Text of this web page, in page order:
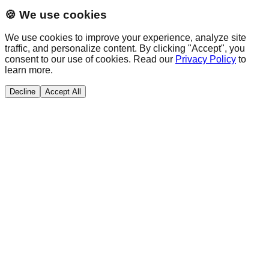
🍪 We use cookies
We use cookies to improve your experience, analyze site
traffic, and personalize content. By clicking "Accept", you
consent to our use of cookies. Read our Privacy Policy to
learn more.
Decline Accept All